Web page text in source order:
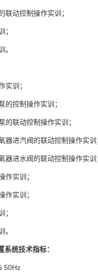
联动控制操作实训；
；
。
实训；
的控制操作实训；
的联动控制操作实训；
进汽阀的联动控制操作实训
进水阀的联动控制操作实训
作实训；
作实训；
；
。
统技术指标：
50Hz